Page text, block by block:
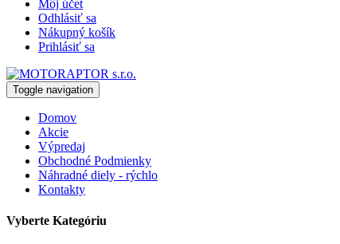
Môj účet
Odhlásiť sa
Nákupný košík
Prihlásiť sa
Toggle navigation
Domov
Akcie
Výpredaj
Obchodné Podmienky
Náhradné diely - rýchlo
Kontakty
Vyberte Kategóriu